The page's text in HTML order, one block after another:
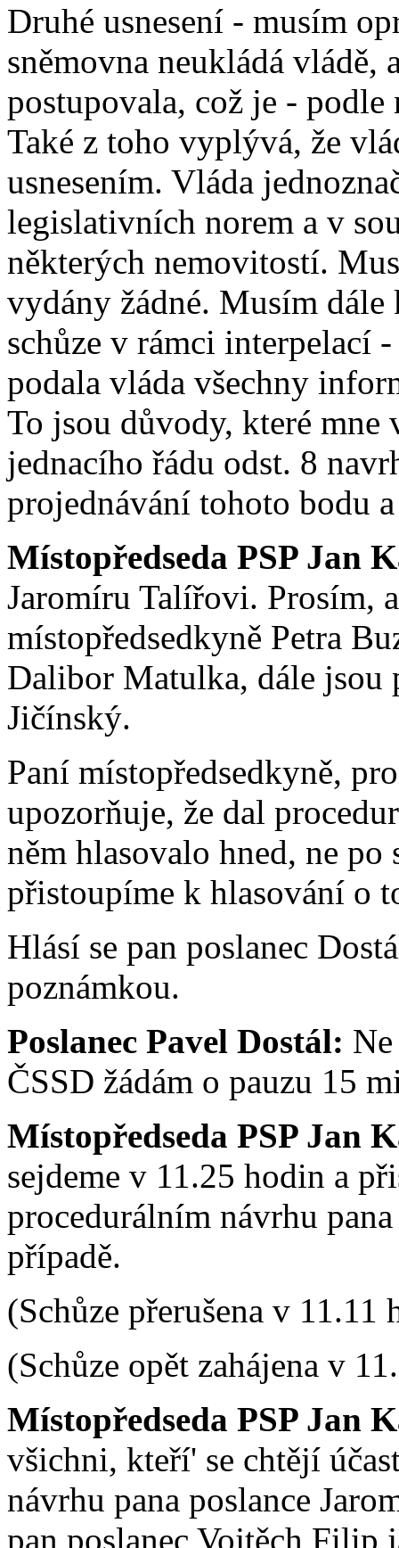
Druhé usnesení - musím
sněmovna neukládá vládě,
postupovala, což je -
Také z toho vyplývá, že
usnesením. Vláda
legislativních norem a v
některých nemovitostí.
vydány žádné. Musím dále
schůze v rámci interpelací
podala vláda všechny
To jsou důvody, které mne
jednacího řádu odst. 8
projednávání tohoto bodu
Místopředseda PSP Jan
Jaromíru Talířovi. Prosím,
místopředsedkyně Petra
Dalibor Matulka, dále jsou
Jičínský.
Paní místopředsedkyně,
upozorňuje, že dal
něm hlasovalo hned, ne po
přistoupíme k hlasování o
Hlásí se pan poslanec
poznámkou.
Poslanec Pavel Dostál:
ČSSD žádám o pauzu 15
Místopředseda PSP Jan
sejdeme v 11.25 hodin a
procedurálním návrhu
případě.
(Schůze přerušena v 11.11
(Schůze opět zahájena v
Místopředseda PSP Jan
všichni, kteří' se chtějí
návrhu pana poslance
pan poslanec Vojtěch Filip